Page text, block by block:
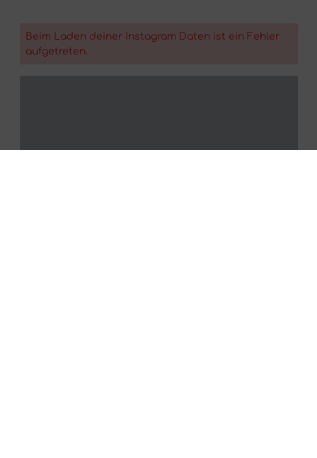
Beim Laden deiner Instagram Daten ist ein Fehler
aufgetreten.